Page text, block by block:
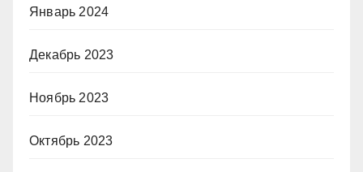
Январь 2024
Декабрь 2023
Ноябрь 2023
Октябрь 2023